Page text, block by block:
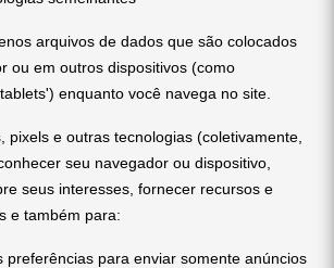
arquivos de dados que são colocados
ou em outros dispositivos (como
enquanto você navega no site.
pixels e outras tecnologias (coletivamente,
seu navegador ou dispositivo,
seus interesses, fornecer recursos e
e também para:
preferências para enviar somente anúncios